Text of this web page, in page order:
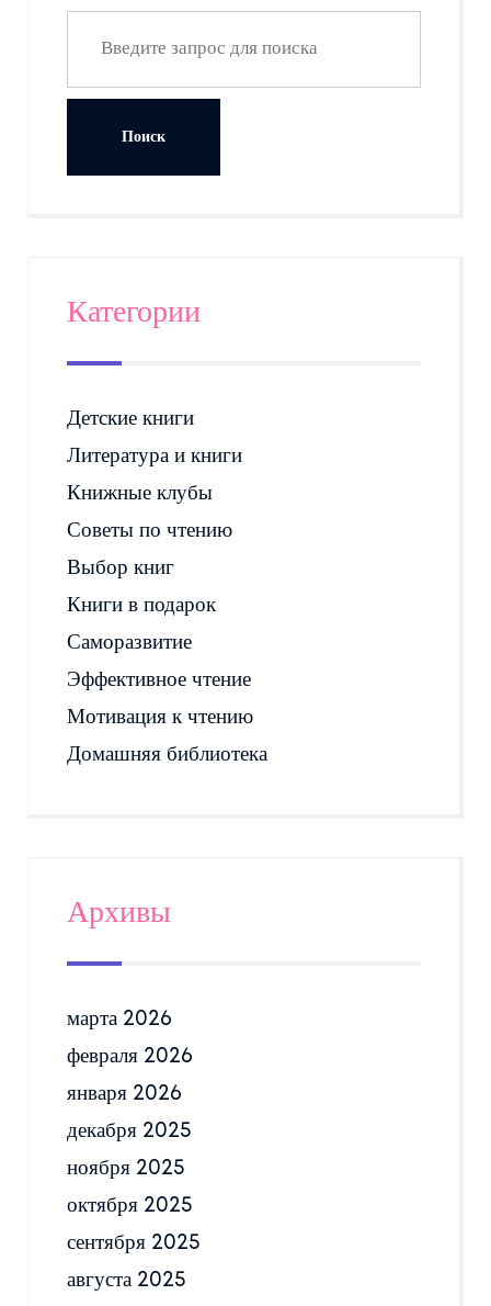
Категории
Детские книги
Литература и книги
Книжные клубы
Советы по чтению
Выбор книг
Книги в подарок
Саморазвитие
Эффективное чтение
Мотивация к чтению
Домашняя библиотека
Архивы
марта 2026
февраля 2026
января 2026
декабря 2025
ноября 2025
октября 2025
сентября 2025
августа 2025